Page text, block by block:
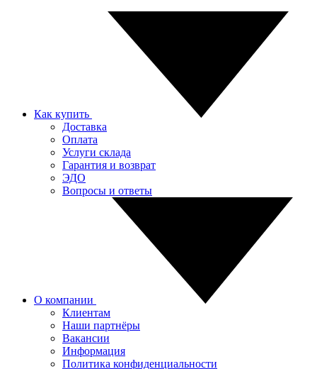
Как купить
Доставка
Оплата
Услуги склада
Гарантия и возврат
ЭДО
Вопросы и ответы
О компании
Клиентам
Наши партнёры
Вакансии
Информация
Политика конфиденциальности